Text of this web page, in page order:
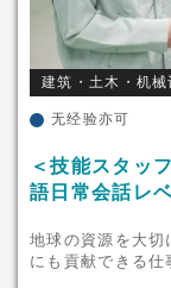
建筑・土木・机
无经验亦可
＜技能スタッ
語日常会話レ
地球の資源を大切
にも貢献できる仕